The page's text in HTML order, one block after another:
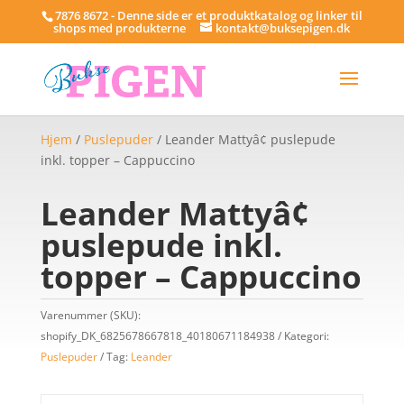
7876 8672 - Denne side er et produktkatalog og linker til
shops med produkterne kontakt@buksepigen.dk
Hjem / Puslepuder/ Leander Mattyâ¢ puslepude
inkl. topper – Cappuccino
Leander Mattyâ¢
puslepude inkl.
topper – Cappuccino
Varenummer (SKU):
shopify_DK_6825678667818_40180671184938
Kategori:
Puslepuder
Tag: Leander